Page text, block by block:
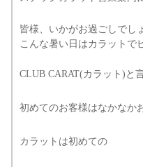
皆様、いかがお過ごしでし
こんな暑い日はカラットで
CLUB CARAT(カラット)と
初めてのお客様はなかなか
カラットは初めての